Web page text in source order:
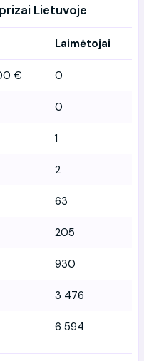
Lietuvoje
Laimėtojai
€ 0
0
1
2
63
205
930
3 476
6 594